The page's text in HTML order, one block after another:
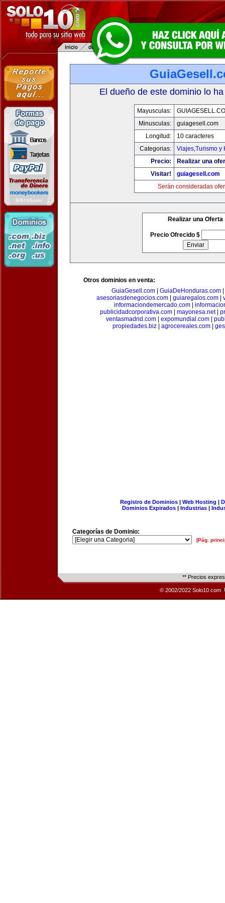
El dueño de este dominio lo
Mayusculas:
Minusculas:
guiagesell.com
Longitud:
10 caracteres
Categorias:
Viajes,Turismo y
Precio:
Realizar una
Visitar!
guiagesell.com
Serán consideradas
Realizar una Oferta
Precio Ofrecido $
Otros dominios en venta:
GuiaGesell.com
GuiaDeHonduras.com
asesoriasdenegocios.com
guiaregalos.com
informaciondemercado.com|
publicidadcorporativa.com
mayonesa.net|
ventasmadrid.com
expomundial.com
propiedades.biz| agrocereales.com|
Registro de Dominios| Web Hosting |
Dominios Expirados | Industrias |
Categorías de Dominio:
[Pág.
** Precios
© 2002/2022 Solo10.com